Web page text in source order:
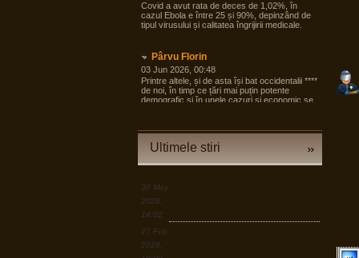
Covid a avut rata de deces de 1,02%, în
cazul Ebola e între 25 și 90%, depinzând de
tipul virusului și calitatea îngrijirii medicale.
Pârvu Florin
03 Jun 2026, 00:48
Printre altele, și de asta își bat occidentalii ****
de noi, în timp ce țări mai puțin potente
demografic și în unele cazuri și economic se
din societate, noi încă dezbatem cine e
războiul cea mai bună resursă a Europei sunt
Pârvu Florin
19 Mar 2026, 00:50
Ultimele stiri
30 May
2026,
14:02
27 Feb
2026,